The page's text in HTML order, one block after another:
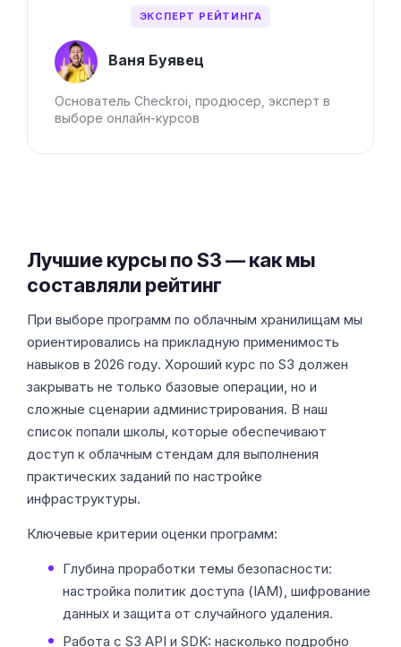
ЭКСПЕРТ РЕЙТИНГА
Ваня Буявец
Основатель Checkroi, продюсер, эксперт в
выборе онлайн-курсов
Лучшие курсы по S3 — как мы
составляли рейтинг
При выборе программ по облачным хранилищам мы
ориентировались на прикладную применимость
навыков в 2026 году. Хороший курс по S3 должен
закрывать не только базовые операции, но и
сложные сценарии администрирования. В наш
список попали школы, которые обеспечивают
доступ к облачным стендам для выполнения
практических заданий по настройке
инфраструктуры.
Ключевые критерии оценки программ:
Глубина проработки темы безопасности:
настройка политик доступа (IAM), шифрование
данных и защита от случайного удаления.
Работа с S3 API и SDK: насколько подробно